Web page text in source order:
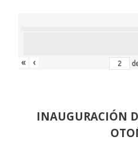
« ‹
INAUGURACIÓN